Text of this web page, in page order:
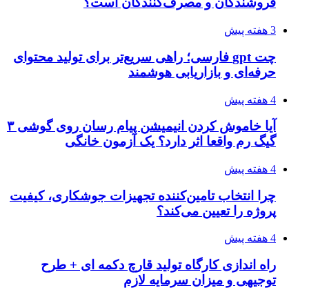
3 هفته پیش
چت gpt فارسی؛ راهی سریع‌تر برای تولید محتوای
حرفه‌ای و بازاریابی هوشمند
4 هفته پیش
آیا خاموش کردن انیمیشن پیام رسان روی گوشی ۳
گیگ رم واقعا اثر دارد؟ یک آزمون خانگی
4 هفته پیش
چرا انتخاب تامین‌کننده تجهیزات جوشکاری، کیفیت
پروژه را تعیین می‌کند؟
4 هفته پیش
راه اندازی کارگاه تولید قارچ دکمه ای + طرح
توجیهی و میزان سرمایه لازم